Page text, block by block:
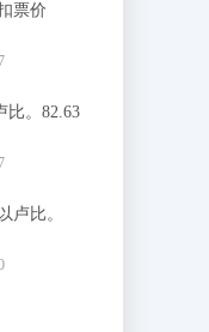
票价
比。82.63
卢比。